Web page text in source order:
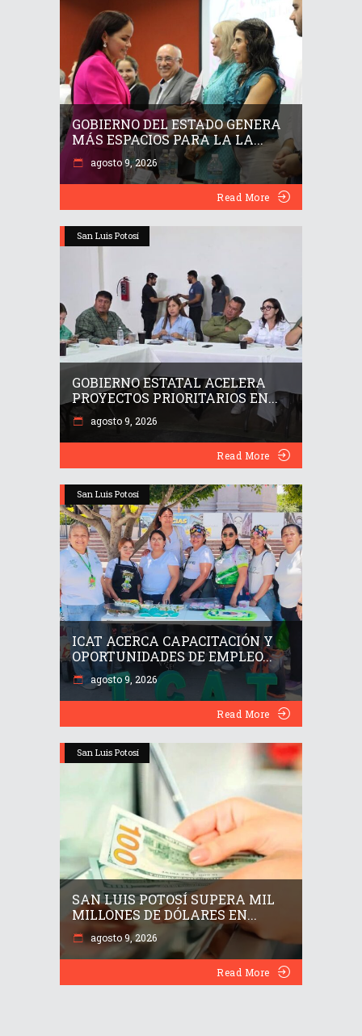
GOBIERNO DEL ESTADO GENERA
MÁS ESPACIOS PARA LA LA...
agosto 9, 2026
Read More
San Luis Potosí
GOBIERNO ESTATAL ACELERA
PROYECTOS PRIORITARIOS EN...
agosto 9, 2026
Read More
San Luis Potosí
ICAT ACERCA CAPACITACIÓN Y
OPORTUNIDADES DE EMPLEO...
agosto 9, 2026
Read More
San Luis Potosí
SAN LUIS POTOSÍ SUPERA MIL
MILLONES DE DÓLARES EN...
agosto 9, 2026
Read More